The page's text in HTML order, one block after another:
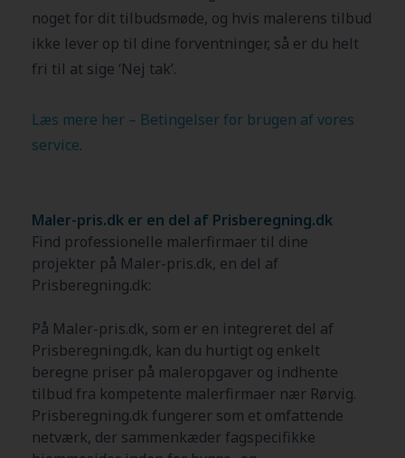
noget for dit tilbudsmøde, og hvis malerens tilbud
ikke lever op til dine forventninger, så er du helt
fri til at sige ‘Nej tak’.
Læs mere her – Betingelser for brugen af vores
service.
Maler-pris.dk er en del af Prisberegning.dk
Find professionelle malerfirmaer til dine
projekter på Maler-pris.dk, en del af
Prisberegning.dk:
På Maler-pris.dk, som er en integreret del af
Prisberegning.dk, kan du hurtigt og enkelt
beregne priser på maleropgaver og indhente
tilbud fra kompetente malerfirmaer nær Rørvig.
Prisberegning.dk fungerer som et omfattende
netværk, der sammenkæder fagspecifikke